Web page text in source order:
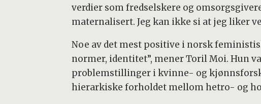
verdier som fredselskere og
maternalisert. Jeg kan ikke si at jeg liker
Noe av det mest positive i norsk
normer, identitet”, mener Toril Moi. Hun
problemstillinger i kvinne- og
hierarkiske forholdet mellom hetro- og